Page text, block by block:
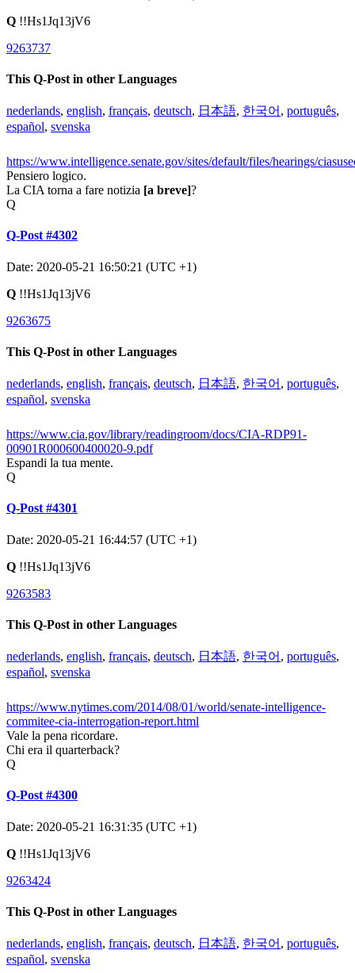
Q !!Hs1Jq13jV6
9263737
This Q-Post in other Languages
nederlands, english, français, deutsch, 日本語, 한국어 , português,
español, svenska
https://www.intelligence.senate.gov/sites/default/files/hearings/
Pensiero logico.
La CIA torna a fare notizia [a breve]?
Q
Q-Post #4302
Date: 2020-05-21 16:50:21 (UTC +1)
Q !!Hs1Jq13jV6
9263675
This Q-Post in other Languages
nederlands, english, français, deutsch, 日本語, 한국어 , português,
español, svenska
https://www.cia.gov/library/readingroom/docs/CIA-RDP91-
00901R000600400020-9.pdf
Espandi la tua mente.
Q
Q-Post #4301
Date: 2020-05-21 16:44:57 (UTC +1)
Q !!Hs1Jq13jV6
9263583
This Q-Post in other Languages
nederlands, english, français, deutsch, 日本語, 한국어 , português,
español, svenska
https://www.nytimes.com/2014/08/01/world/senate-intelligence-
commitee-cia-interrogation-report.html
Vale la pena ricordare.
Chi era il quarterback?
Q
Q-Post #4300
Date: 2020-05-21 16:31:35 (UTC +1)
Q !!Hs1Jq13jV6
9263424
This Q-Post in other Languages
nederlands, english, français, deutsch, 日本語, 한국어 , português,
español, svenska